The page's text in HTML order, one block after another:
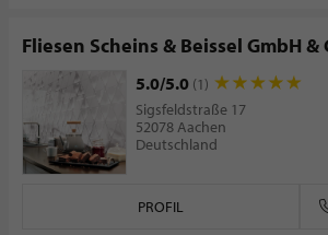
Fliesen Scheins & Beissel GmbH &
5.0/5.0 (1)
Sigsfeldstraße 17
52078 Aachen
Deutschland
PROFIL